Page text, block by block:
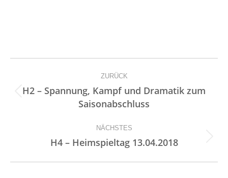
Kommentarnavigation
ZURÜCK
Vorheriger
Beitrag:
H2 – Spannung, Kampf und Dramatik zum
Saisonabschluss
NÄCHSTES
Nächster
Beitrag:
H4 – Heimspieltag 13.04.2018